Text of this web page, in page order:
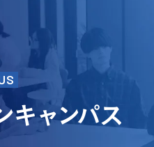
キャンパス